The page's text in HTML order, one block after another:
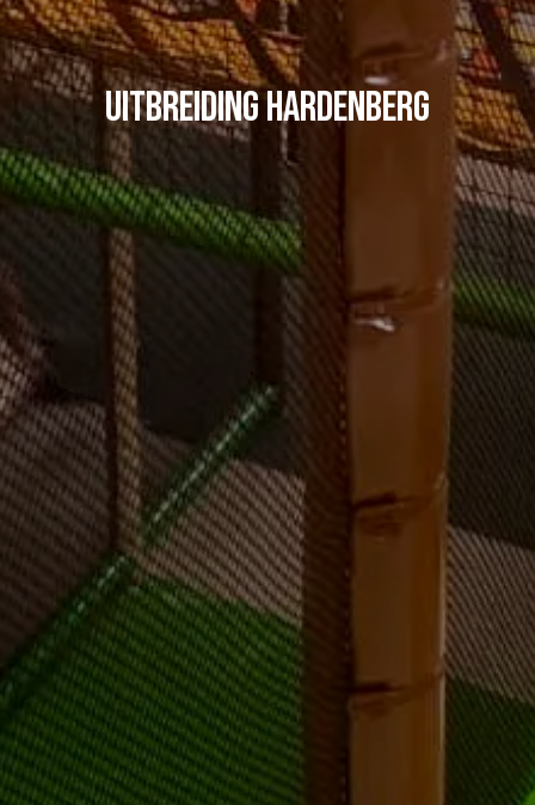
Uitbreiding Hardenberg